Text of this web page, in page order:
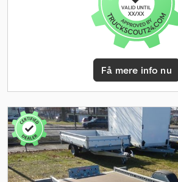
GALVALUME (aluzinkbelægning) * store og
til lastsikring (afhængig af model) * stabile
støbejern (afhængig af model) * skridsikker,
multifunktionslygter beskyttet på alle sider *
trailer, fabrikat STEMA, type FT 8.5-20-10.1
kg, med påløbsbremse, lågfarve: grøn/hvid,
mere. Forbehold for fejl og mellemsalg.
Få mere info nu